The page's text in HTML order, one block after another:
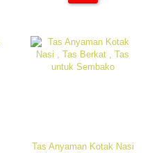
Tas Anyaman Kotak Nasi